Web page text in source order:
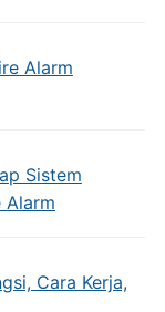
Alarm
Sistem
Alarm
Cara Kerja,